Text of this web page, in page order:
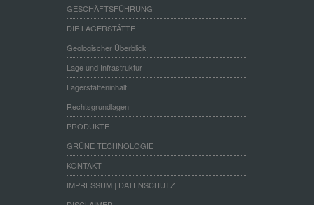
GESCHÄFTSFÜHRUNG
DIE LAGERSTÄTTE
Geologischer Überblick
Lage und Infrastruktur
Lagerstätteninhalt
Rechtsgrundlagen
PRODUKTE
GRÜNE TECHNOLOGIE
KONTAKT
IMPRESSUM | DATENSCHUTZ